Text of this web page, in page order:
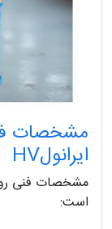
مشخصات
ایرانولHV
است: